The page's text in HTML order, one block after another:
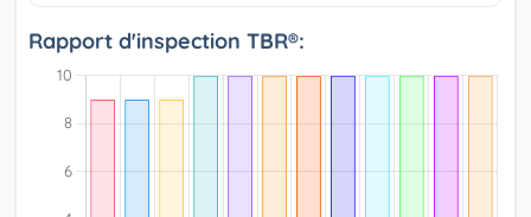
Rapport d'inspection TBR®: